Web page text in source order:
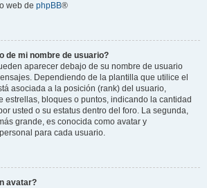
web de phpBB®
de mi nombre de usuario?
aparecer debajo de su nombre de usuario
Dependiendo de la plantilla que utilice el
asociada a la posición (rank) del usuario,
estrellas, bloques o puntos, indicando la cantidad
usted o su estatus dentro del foro. La segunda,
grande, es conocida como avatar y
para cada usuario.
avatar?